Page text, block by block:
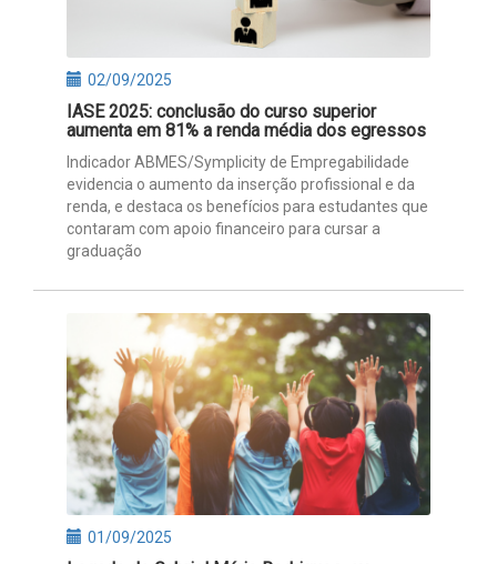
02/09/2025
IASE 2025: conclusão do curso superior
aumenta em 81% a renda média dos egressos
Indicador ABMES/Symplicity de Empregabilidade
evidencia o aumento da inserção profissional e da
renda, e destaca os benefícios para estudantes que
contaram com apoio financeiro para cursar a
graduação
01/09/2025